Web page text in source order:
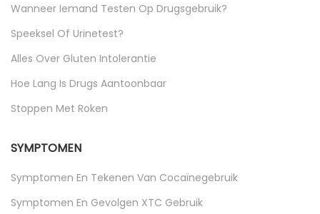
Wanneer Iemand Testen Op Drugsgebruik?
Speeksel Of Urinetest?
Alles Over Gluten Intolerantie
Hoe Lang Is Drugs Aantoonbaar
Stoppen Met Roken
SYMPTOMEN
Symptomen En Tekenen Van Cocaïnegebruik
Symptomen En Gevolgen XTC Gebruik